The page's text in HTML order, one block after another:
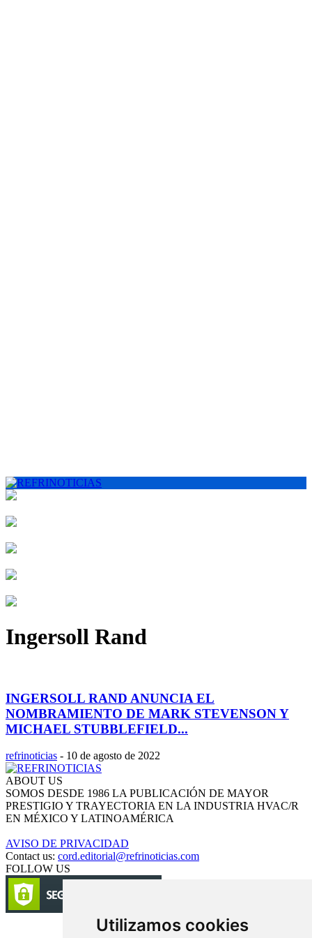
Utilizamos cookies
Ingersoll Rand
INGERSOLL RAND ANUNCIA EL
NOMBRAMIENTO DE MARK STEVENSON Y
MICHAEL STUBBLEFIELD...
refrinoticias - 10 de agosto de 2022
ABOUT US
SOMOS DESDE 1986 LA PUBLICACIÓN DE MAYOR
PRESTIGIO Y TRAYECTORIA EN LA INDUSTRIA HVAC/R
EN MÉXICO Y LATINOAMÉRICA
AVISO DE PRIVACIDAD
Contact us: cord.editorial@refrinoticias.com
FOLLOW US
Circulación certificada